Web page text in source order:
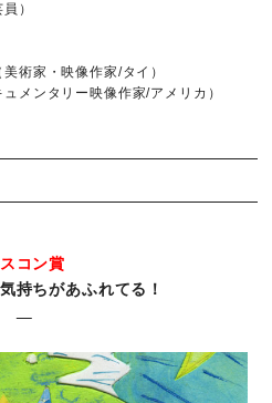
）
術家・映像作家/タイ）
メンタリー映像作家/アメリカ）
コン賞
持ちがあふれてる！